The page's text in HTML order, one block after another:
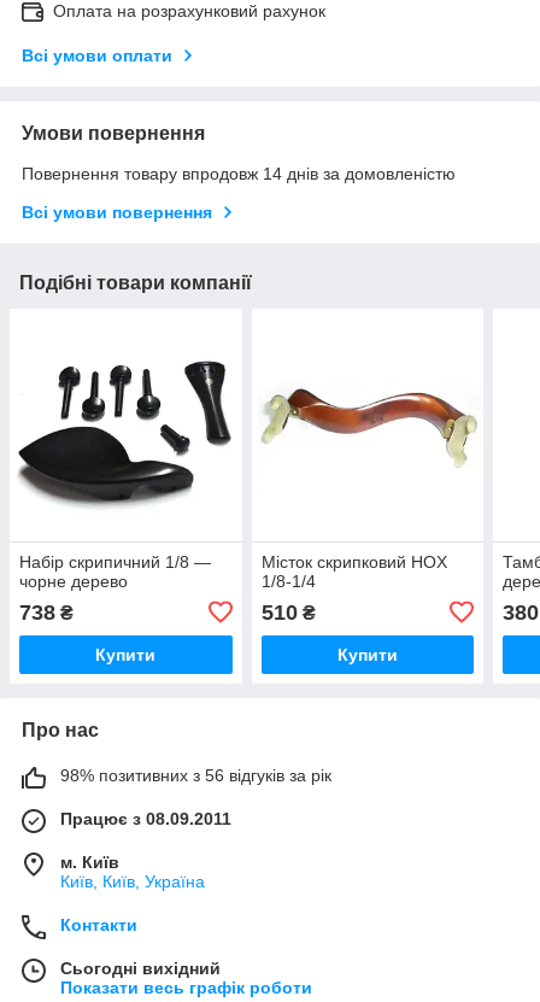
Оплата на розрахунковий рахунок
Всі умови оплати
Умови повернення
Повернення товару впродовж 14 днів за домовленістю
Всі умови повернення
Подібні товари компанії
Набір скрипичний 1/8 —
чорне дерево
738 ₴
Купити
Місток скрипковий HOX
1/8-1/4
510₴
Купити
380
Про нас
98% позитивних з 56 відгуків за рік
Працює з 08.09.2011
м. Київ
Київ, Київ, Україна
Контакти
Сьогодні вихідний
Показати весь графік роботи